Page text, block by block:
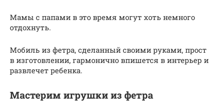
Мамы с папами в это время могут хоть немного
отдохнуть.
Мобиль из фетра, сделанный своими руками, прост
в изготовлении, гармонично впишется в интерьер и
развлечет ребенка.
Мастерим игрушки из фетра